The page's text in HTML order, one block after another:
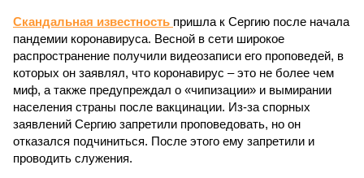
Скандальная известность пришла к Сергию после начала
пандемии коронавируса. Весной в сети широкое
распространение получили видеозаписи его проповедей, в
которых он заявлял, что коронавирус – это не более чем
миф, а также предупреждал о «чипизации» и вымирании
населения страны после вакцинации. Из-за спорных
заявлений Сергию запретили проповедовать, но он
отказался подчиниться. После этого ему запретили и
проводить служения.